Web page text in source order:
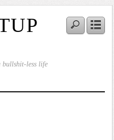
bullshit-less life